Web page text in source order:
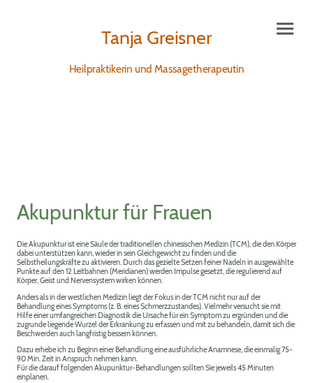
Tanja Greisner
Heilpraktikerin und Massagetherapeutin
Akupunktur für Frauen
Die Akupunktur ist eine Säule der traditionellen chinesischen Medizin (TCM), die den Körper
dabei unterstützen kann, wieder in sein Gleichgewicht zu finden und die
Selbstheilungskräfte zu aktivieren. Durch das gezielte Setzen feiner Nadeln in ausgewählte
Punkte auf den 12 Leitbahnen (Meridianen) werden Impulse gesetzt, die regulierend auf
Körper, Geist und Nervensystem wirken können.
Anders als in der westlichen Medizin liegt der Fokus in der TCM nicht nur auf der
Behandlung eines Symptoms (z. B. eines Schmerzzustandes). Vielmehr versucht sie mit
Hilfe einer umfangreichen Diagnostik die Ursache für ein Symptom zu ergründen und die
zugrunde liegende Wurzel der Erkrankung zu erfassen und mit zu behandeln, damit sich die
Beschwerden auch langfristig bessern können.
Dazu erhebe ich zu Beginn einer Behandlung eine ausführliche Anamnese, die einmalig 75-
90 Min. Zeit in Anspruch nehmen kann.
Für die darauf folgenden Akupunktur-Behandlungen sollten Sie jeweils 45 Minuten
einplanen.